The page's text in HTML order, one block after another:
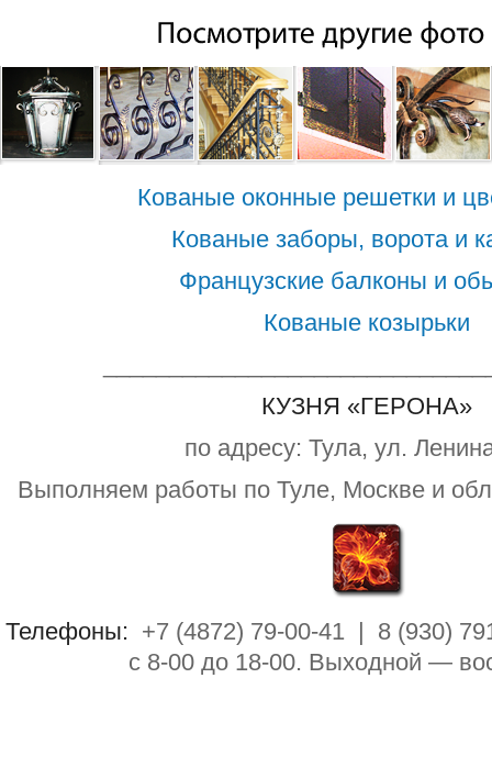
Кованые оконные решетки и
Кованые заборы, ворота и
Французские балконы и
Кованые козырьки
КУЗНЯ «ГЕРОНА»
по адресу: Тула, ул.
Выполняем работы по Туле, Москве и
Телефоны: +7 (4872) 79-00-41 | 8 (930)
с 8-00 до 18-00. Выходной —